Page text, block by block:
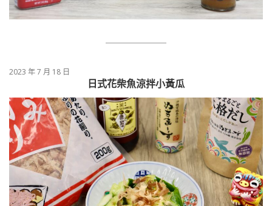
2023 年 7 月 18 日
日式花柴魚涼拌小黃瓜